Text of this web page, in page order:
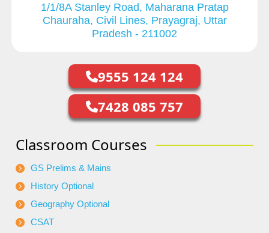
1/1/8A Stanley Road, Maharana Pratap
Chauraha, Civil Lines, Prayagraj, Uttar
Pradesh - 211002
9555 124 124
7428 085 757
Classroom Courses
GS Prelims & Mains
History Optional
Geography Optional
CSAT